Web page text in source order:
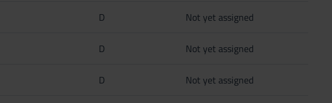
D Not yet assigned
D Not yet assigned
D Not yet assigned